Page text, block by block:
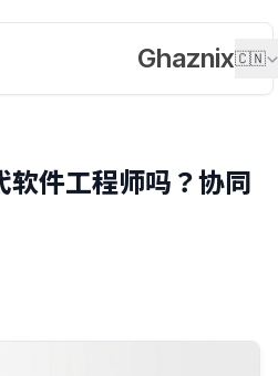
Ghaznix🇨🇳
件工程师吗？协同